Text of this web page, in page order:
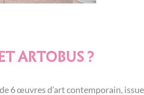
ARTOBUS ?
6 œuvres d’art contemporain,